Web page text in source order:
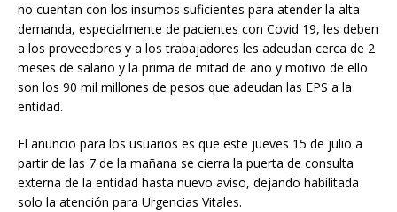
no cuentan con los insumos suficientes para atender la alta
demanda, especialmente de pacientes con Covid 19, les deben
a los proveedores y a los trabajadores les adeudan cerca de 2
meses de salario y la prima de mitad de año y motivo de ello
son los 90 mil millones de pesos que adeudan las EPS a la
entidad.
El anuncio para los usuarios es que este jueves 15 de julio a
partir de las 7 de la mañana se cierra la puerta de consulta
externa de la entidad hasta nuevo aviso, dejando habilitada
solo la atención para Urgencias Vitales.